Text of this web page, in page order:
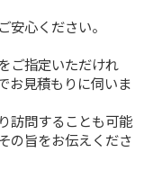
安心ください。
ご指定いただけれ
お見積もりに伺いま
訪問することも可能
の旨をお伝えくださ